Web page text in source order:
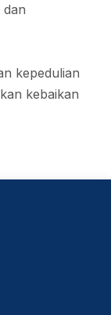
kepedulian
kebaikan